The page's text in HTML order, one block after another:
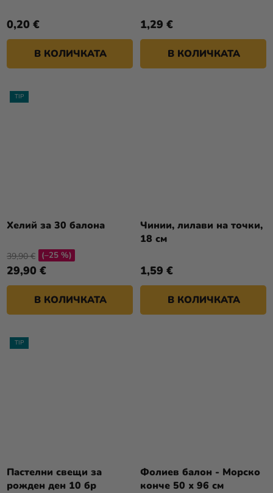
0,20 €
В КОЛИЧКАТА
1,29 €
В КОЛИЧКАТА
TIP
Хелий за 30 балона
29,90 €
39,90 € (–25 %)
В КОЛИЧКАТА
Чинии, лилави на точки,
18 см
1,59 €
В КОЛИЧКАТА
TIP
Пастелни свещи за
рожден ден 10 бр
Фолиев балон - Морско
конче 50 х 96 см